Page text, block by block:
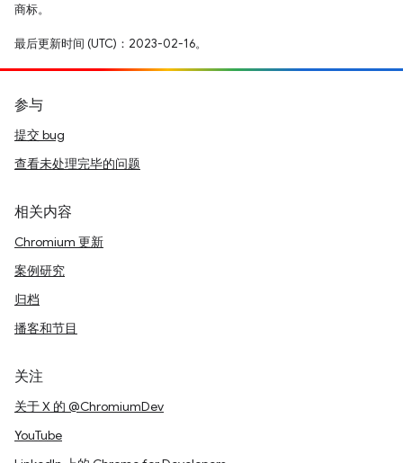
商标。
最后更新时间 (UTC)：2023-02-16。
参与
提交 bug
查看未处理完毕的问题
相关内容
Chromium 更新
案例研究
归档
播客和节目
关注
关于 X 的 @ChromiumDev
YouTube